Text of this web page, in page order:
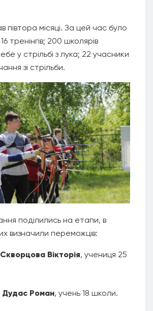
півтора місяці. За цей час було
тренінгів; 200 школярів
у стрільбі з лука; 22 учасники
зі стрільби.
поділились на етапи, в
визначили переможців:
Скворцова Вікторія, учениця 25
Дудас Роман, учень 18 школи.